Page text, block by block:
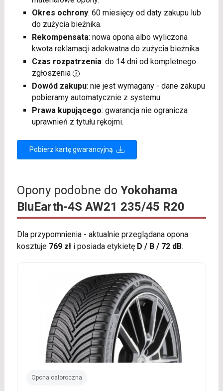
Okres ochrony: 60 miesięcy od daty zakupu lub
do zużycia bieżnika.
Rekompensata: nowa opona albo wyliczona
kwota reklamacji adekwatna do zużycia bieżnika.
Czas rozpatrzenia: do 14 dni od kompletnego
zgłoszenia
Dowód zakupu: nie jest wymagany - dane zakupu
pobieramy automatycznie z systemu.
Prawa kupującego: gwarancja nie ogranicza
uprawnień z tytułu rękojmi.
Pobierz kartę gwarancyjną
Opony podobne do Yokohama
BluEarth-4S AW21 235/45 R20
Dla przypomnienia - aktualnie przeglądana opona
kosztuje 769 złi posiada etykietę D / B / 72 dB.
Opona całoroczna